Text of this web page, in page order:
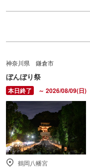
神奈川県 鎌倉市
ぼんぼり祭
～ 2026/08/09(日)
鶴岡八幡宮